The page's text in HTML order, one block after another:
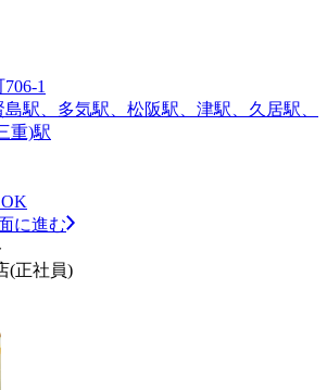
1
駅、多気駅、松阪駅、津駅、久居駅、
重)駅
に進む
(正社員)